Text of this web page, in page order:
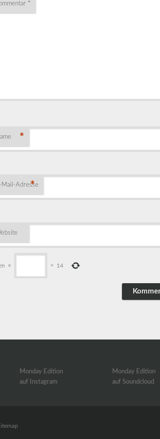
*
*
Mail-Adresse
*
× = 14
Monday Edition
auf Instagram
Monday Edition
auf Soundcloud